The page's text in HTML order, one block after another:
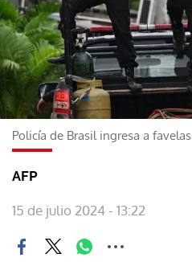
Policía de Brasil ingresa a favelas
AFP
15 de julio 2024 - 13:22